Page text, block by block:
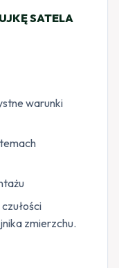
SATELA
warunki
zmierzchu.